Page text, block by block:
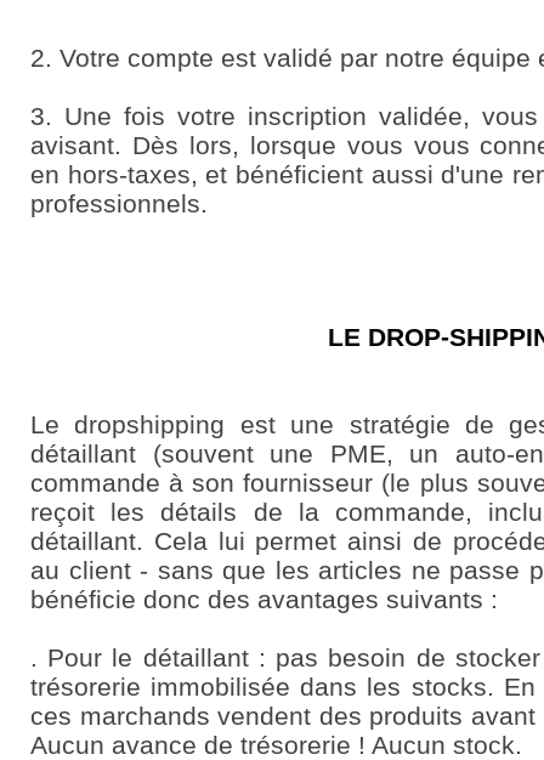
2. Votre compte est validé par notre équipe
3. Une fois votre inscription validée,
avisant. Dès lors, lorsque vous vous
en hors-taxes, et bénéficient aussi d'une
professionnels.
LE DROP-
Le dropshipping est une stratégie de
détaillant (souvent une PME, un auto-
commande à son fournisseur (le plus
reçoit les détails de la commande,
détaillant. Cela lui permet ainsi de
au client - sans que les articles ne passe
bénéficie donc des avantages suivants :
. Pour le détaillant : pas besoin de
trésorerie immobilisée dans les stocks.
ces marchands vendent des produits
Aucun avance de trésorerie ! Aucun stock.